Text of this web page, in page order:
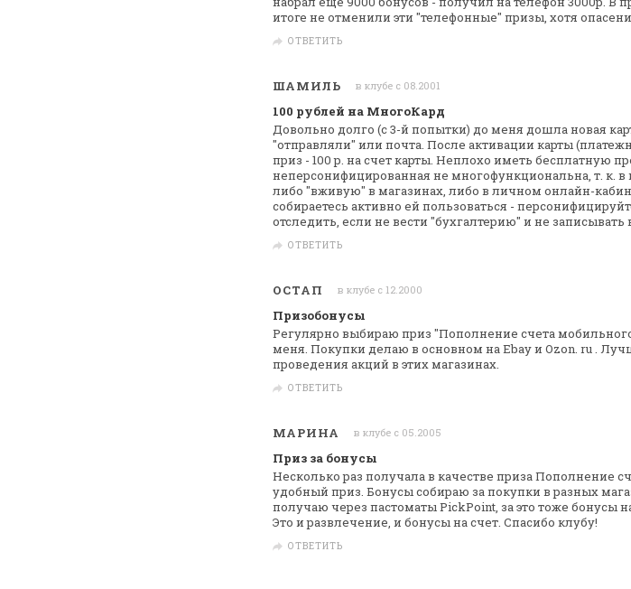
итоге не отменили эти "телефонные" призы, хотя
ОТВЕТИТЬ
ШАМИЛЬ в клубе с 08.2001
100 рублей на МногоКард
Довольно долго (с 3-й попытки) до меня дошла новая
"отправляли" или почта. После активации карты
приз - 100 р. на счет карты. Неплохо иметь бесплатную
неперсонифицированная не многофункциональна, т. к. в
либо "вживую" в магазинах, либо в личном онлайн-
собираетесь активно ей пользоваться -
отследить, если не вести "бухгалтерию" и не записывать
ОТВЕТИТЬ
ОСТАП в клубе с 12.2000
Призобонусы
Регулярно выбираю приз "Пополнение счета
меня. Покупки делаю в основном на Ebay и Ozon. ru .
проведения акций в этих магазинах.
ОТВЕТИТЬ
МАРИНА в клубе с 05.2005
Приз за бонусы
Несколько раз получала в качестве приза Пополнение
удобный приз. Бонусысобираю за покупки в разных
получаю через пастоматы PickPoint, за это тоже бонусы
Это и развлечение, и бонусы на счет. Спасибо клубу!
ОТВЕТИТЬ